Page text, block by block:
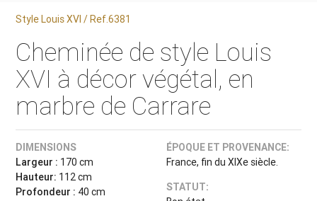
Style Louis XVI / Ref.6381
Cheminée de style Louis
XVI à décor végétal, en
marbre de Carrare
DIMENSIONS
Largeur : 170 cm
Hauteur: 112 cm
Profondeur : 40 cm
ÉPOQUE ET PROVENANCE:
France, fin du XIXe siècle.
STATUT: